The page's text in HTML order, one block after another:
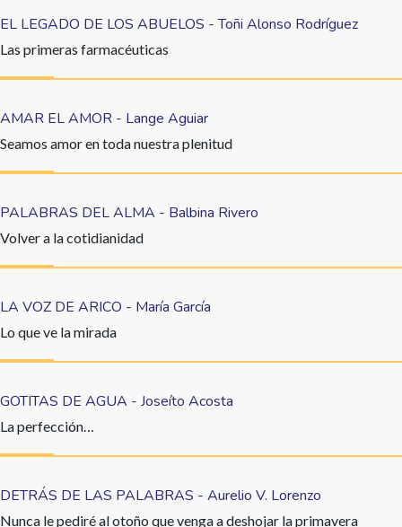
EL LEGADO DE LOS ABUELOS - Toñi Alonso Rodríguez
Las primeras farmacéuticas
AMAR EL AMOR - Lange Aguiar
Seamos amor en toda nuestra plenitud
PALABRAS DEL ALMA - Balbina Rivero
Volver a la cotidianidad
LA VOZ DE ARICO - María García
Lo que ve la mirada
GOTITAS DE AGUA - Joseíto Acosta
La perfección…
DETRÁS DE LAS PALABRAS - Aurelio V. Lorenzo
Nunca le pediré al otoño que venga a deshojar la primavera